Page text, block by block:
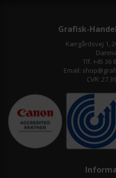
Grafisk-
Kærgårdsvej 1,
Tlf. +45 36
Email:
CVR: 27